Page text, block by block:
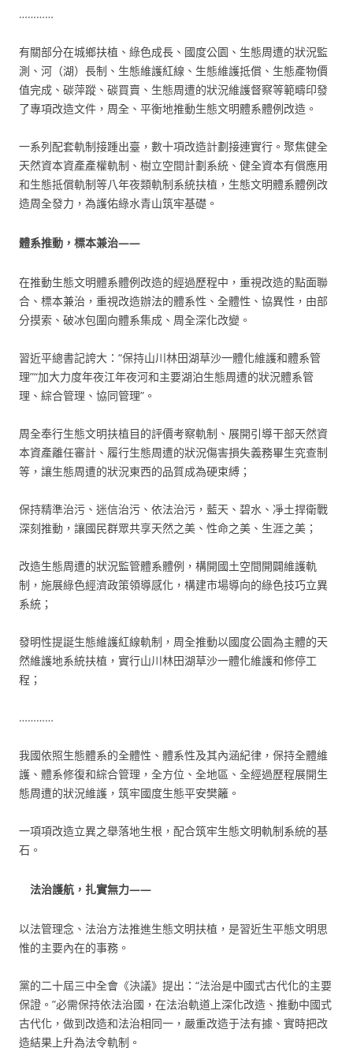
…………
有關部分在城鄉扶植、綠色成長、國度公園、生態周遭的狀況監
測、河（湖）長制、生態維護紅線、生態維護抵償、生態產物價
值完成、碳萍蹤、碳買賣、生態周遭的狀況維護督察等範疇印發
了專項改造文件，周全、平衡地推動生態文明體系體例改造。
一系列配套軌制接踵出臺，數十項改造計劃接連實行。聚焦健全
天然資本資產產權軌制、樹立空間計劃系統、健全資本有償應用
和生態抵償軌制等八年夜類軌制系統扶植，生態文明體系體例改
造周全發力，為護佑綠水青山筑牢基礎。
體系推動，標本兼治——
在推動生態文明體系體例改造的經過歷程中，重視改造的點面聯
合、標本兼治，重視改造辦法的體系性、全體性、協異性，由部
分摸索、破冰包圍向體系集成、周全深化改變。
習近平總書記誇大：“保持山川林田湖草沙一體化維護和體系管
理”“加大力度年夜江年夜河和主要湖泊生態周遭的狀況體系管
理、綜合管理、協同管理”。
周全奉行生態文明扶植目的評價考察軌制、展開引導干部天然資
本資產離任審計、履行生態周遭的狀況傷害損失義務畢生究查制
等，讓生態周遭的狀況東西的品質成為硬束縛；
保持精準治污、迷信治污、依法治污，藍天、碧水、凈土捍衛戰
深刻推動，讓國民群眾共享天然之美、性命之美、生涯之美；
改造生態周遭的狀況監管體系體例，構開國土空間開闢維護軌
制，施展綠色經濟政策領導感化，構建市場導向的綠色技巧立異
系統；
發明性提誕生態維護紅線軌制，周全推動以國度公園為主體的天
然維護地系統扶植，實行山川林田湖草沙一體化維護和修停工
程；
…………
我國依照生態體系的全體性、體系性及其內涵紀律，保持全體維
護、體系修復和綜合管理，全方位、全地區、全經過歷程展開生
態周遭的狀況維護，筑牢國度生態平安樊籬。
一項項改造立異之舉落地生根，配合筑牢生態文明軌制系統的基
石。
法治護航，扎實無力——
以法管理念、法治方法推進生態文明扶植，是習近生平態文明思
惟的主要內在的事務。
黨的二十屆三中全會《決議》提出：“法治是中國式古代化的主要
保證。”必需保持依法治國，在法治軌道上深化改造、推動中國式
古代化，做到改造和法治相同一，嚴重改造于法有據、實時把改
造結果上升為法令軌制。